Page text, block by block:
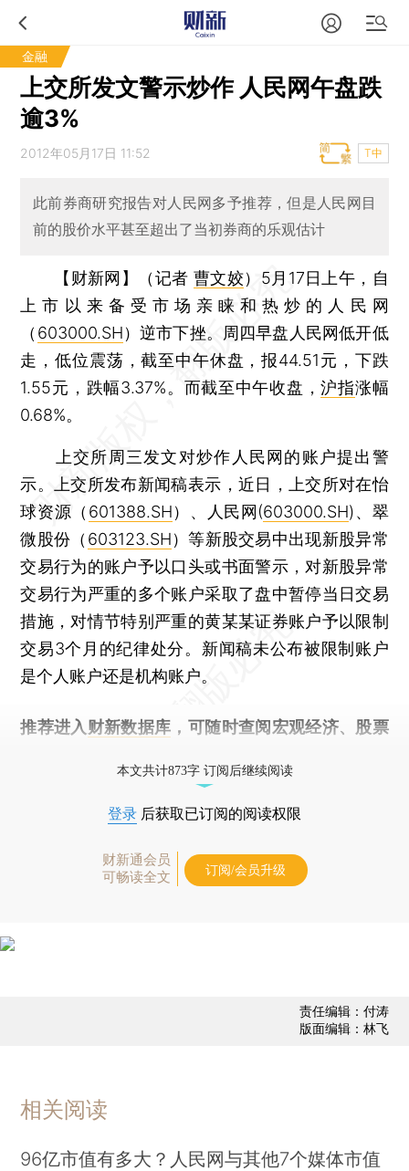
金融
上交所发文警示炒作 人民网午盘跌
逾3%
2012年05月17日 11:52 T中
此前券商研究报告对人民网多予推荐，但是人民网目
前的股价水平甚至超出了当初券商的乐观估计
【财新网】（记者曹文姣） 5月17日上午，自
上市以来备受市场亲睐和热炒的人民网
（ 603000.SH）逆市下挫。周四早盘人民网低开低
走，低位震荡，截至中午休盘，报44.51元，下跌
1.55元，跌幅3.37%。而截至中午收盘，沪指涨幅
0.68%。
上交所周三发文对炒作人民网的账户提出警
示。上交所发布新闻稿表示，近日，上交所对在怡
球资源（ 601388.SH）、人民网(603000.SH)、翠
微股份（ 603123.SH）等新股交易中出现新股异常
交易行为的账户予以口头或书面警示，对新股异常
交易行为严重的多个账户采取了盘中暂停当日交易
措施，对情节特别严重的黄某某证券账户予以限制
交易3个月的纪律处分。新闻稿未公布被限制账户
是个人账户还是机构账户。
推荐进入 财新数据库 ，可随时查阅宏观经济、股票
本文共计873字 订阅后继续阅读
登录 后获取已订阅的阅读权限
财新通会员
可畅读全文
订阅/会员升级
责任编辑：付涛
版面编辑：林飞
相关阅读
96亿市值有多大？人民网与其他7个媒体市值